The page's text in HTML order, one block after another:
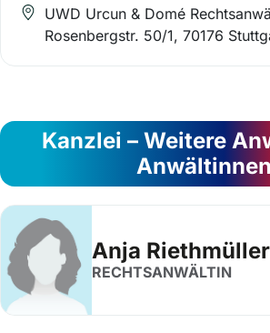
UWD Urcun & Domé
Rosenbergstr. 50/1, 70176
Kanzlei – Weitere
Anwältinnen
Anja Riethmüller
RECHTSANWÄLTIN